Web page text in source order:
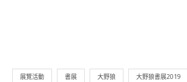
展覽活動 書展 大野狼 大野狼書展2019